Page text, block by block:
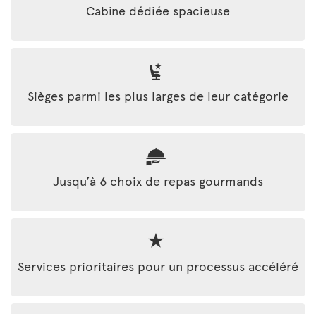
Cabine dédiée spacieuse
Sièges parmi les plus larges de leur catégorie
Jusqu’à 6 choix de repas gourmands
Services prioritaires pour un processus accéléré